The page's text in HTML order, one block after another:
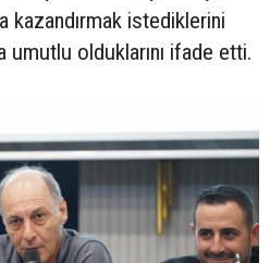
kazandırmak istediklerini
olduklarını ifade etti.